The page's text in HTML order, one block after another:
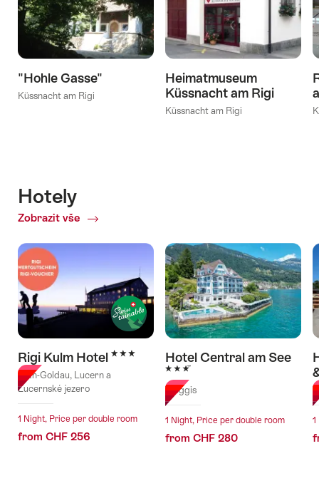
"Hohle Gasse"
Küssnacht am Rigi
Heimatmuseum
Küssnacht am Rigi
Küssnacht am Rigi
Hotely
Zobrazit vše
of
Rigi Kulm Hotel 3 Stars
Arth-Goldau, Lucern a
Lucernské jezero
1 Night, Price per double room
from CHF 256
Hotel Central am See
3 Stars
Weggis
1 Night, Price per double room
from CHF 280
1